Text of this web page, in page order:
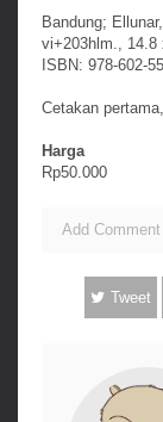
Bandung;
vi+203hlm., 14.8
ISBN: 978-602-
Cetakan
Harga
Rp50.000
Add Comment
Tweet